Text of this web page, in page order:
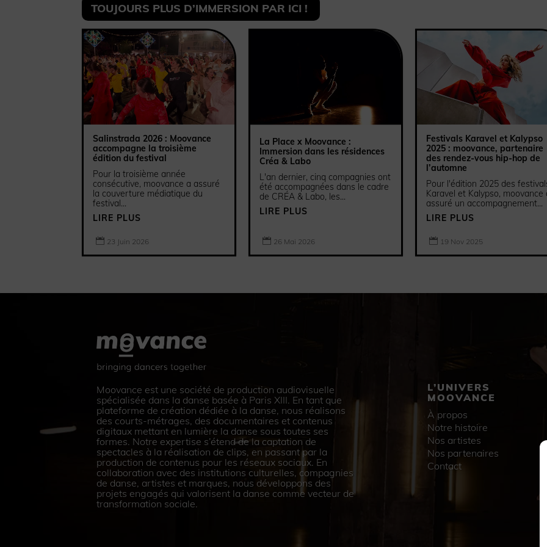
TOUJOURS PLUS D’IMMERSION PAR ICI !
Salinstrada 2026 : Moovance
accompagne la troisième
édition du festival
Pour la troisième année
consécutive, moovance a assuré
la couverture médiatique du
festival...
LIRE PLUS
 23 Juin 2026
La Place x Moovance :
Immersion dans les résidences
Créa & Labo
L'an dernier, cinq compagnies ont
été accompagnées dans le cadre
de CRÉA & Labo, les...
LIRE PLUS
 26 Mai 2026
Festivals Karavel et Kalypso
2025 : moovance, partenaire
des rendez-vous hip-hop de
l’automne
Pour l'édition 2025 des
Karavel et Kalypso, moovance
assuré un accompagnement...
LIRE PLUS
 19 Nov 2025
Moovance est une société de production audiovisuelle
spécialisée dans la danse basée à Paris XIII. En tant que
plateforme de création dédiée à la danse, nous réalisons
des courts-métrages, des documentaires et contenus
digitaux mettant en lumière la danse sous toutes ses
formes. Notre expertise s’étend de la captation de
spectacles à la réalisation de clips, en passant par la
production de contenus pour les réseaux sociaux. En
collaboration avec des institutions culturelles, compagnies
de danse, artistes et marques, nous développons des
projets engagés qui valorisent la danse comme vecteur de
transformation sociale.
L’UNIVERS
MOOVANCE
À propos
Notre histoire
Nos artistes
Nos partenaires
Contact